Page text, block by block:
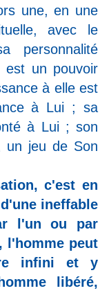
une, en une
avec le
personnalité
est un pouvoir
à elle est
à Lui ; sa
à Lui ; son
un jeu de Son
c'est en
ineffable
l'un ou par
l'homme peut
infini et y
libéré,